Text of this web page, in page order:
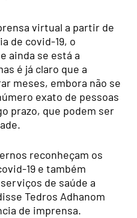
virtual a partir de
de covid-19, o
ainda se está a
é já claro que a
meses, embora não se
exato de pessoas
prazo, que podem ser
reconheçam os
19 e também
de saúde a
Tedros Adhanom
de imprensa.